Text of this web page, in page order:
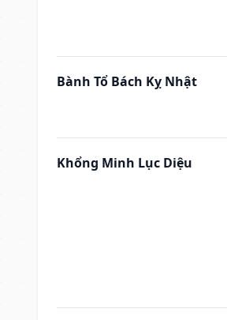
Bành Tổ Bách Kỵ Nhật
Khổng Minh Lục Diệu